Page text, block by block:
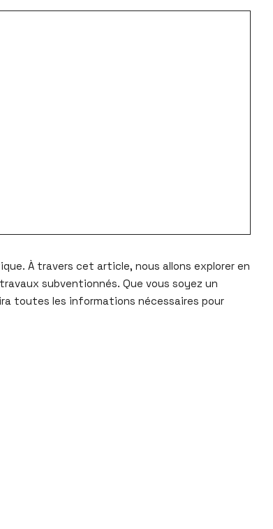
À travers cet article, nous allons explorer en
subventionnés. Que vous soyez un
toutes les informations nécessaires pour